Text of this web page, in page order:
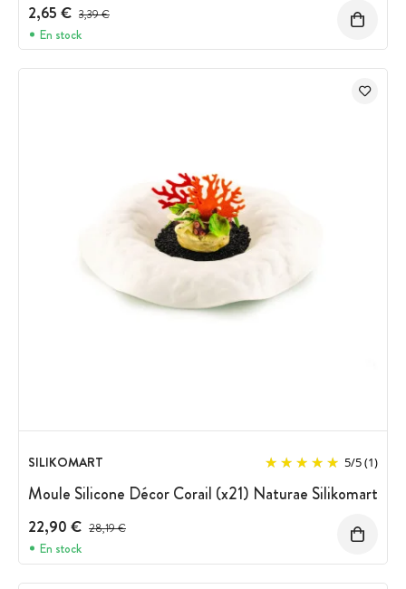
2,65 € Prix avant réduction :
3,39 €
En stock
SILIKOMART 5/5(1)
Moule Silicone Décor Corail (x21) Naturae Silikomart
22,90 € Prix avant réduction :
28,19 €
En stock